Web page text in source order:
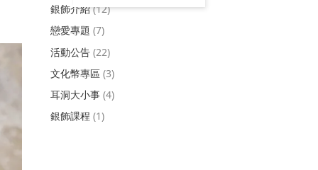
銀飾介紹(12)
戀愛專題 (7)
活動公告 (22)
文化幣專區 (3)
耳洞大小事 (4)
銀飾課程 (1)